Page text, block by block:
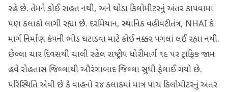
રહે છે. તેમને કોઈ રાહત નથી, અને થોડા કિલોમીટરનું અંતર કાપવામાં
પણ કલાકો લાગી રહ્યા છે. દરમિયાન, સ્થાનિક વહીવટીતંત્ર, NHAI કે
માર્ગ નિર્માણ કંપની ભીડ ઘટાડવા માટે કોઈ નક્કર પગલાં લઈ રહ્યા નથી.
છેલ્લા ચાર દિવસથી ચાલી રહેલ રાષ્ટ્રીય ધોરીમાર્ગ ૧૯ પર ટ્રાફિક જામ
હવે રોહતાસ જિલ્લાથી ઔરંગાબાદ જિલ્લા સુધી ફેલાઈ ગયો છે.
પરિસ્થિતિ એવી છે કે વાહનો ૨૪ કલાકમાં માત્ર પાંચ કિલોમીટરનું અંતર